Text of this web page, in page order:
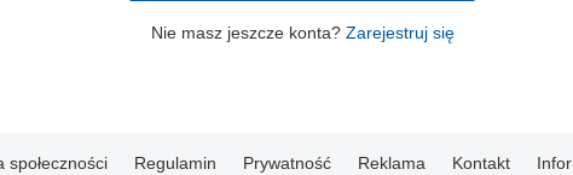
Nie masz jeszcze konta? Zarejestruj się
społeczności Regulamin Prywatność Reklama Kontakt